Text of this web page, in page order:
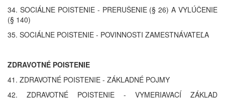
34. SOCIÁLNE POISTENIE - PRERUŠENIE (§ 26) A VYLÚČENIE
(§ 140)
35. SOCIÁLNE POISTENIE - POVINNOSTI ZAMESTNÁVATEĽA
ZDRAVOTNÉ POISTENIE
41. ZDRAVOTNÉ POISTENIE - ZÁKLADNÉ POJMY
42. ZDRAVOTNÉ POISTENIE - VYMERIAVACÍ ZÁKLAD